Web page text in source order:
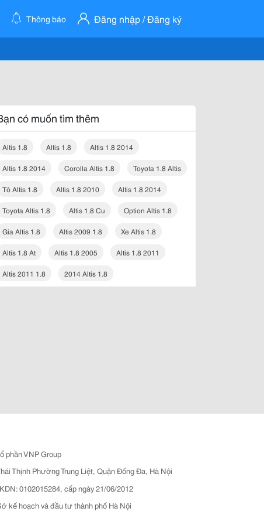
Thông báo Đăng nhập / Đăng ký
có muốn tìm thêm
Altis 1.8 Altis 1.8 Altis 1.8 2014
Altis 1.8 2014 Corolla Altis 1.8 Toyota 1.8 Altis
Tô Altis 1.8 Altis 1.8 2010 Altis 1.8 2014
Toyota Altis 1.8 Altis 1.8 Cu Option Altis 1.8
Gia Altis 1.8 Altis 2009 1.8 Xe Altis 1.8
Altis 1.8 At Altis 1.8 2005 Altis 1.8 2011
Altis 2011 1.8 2014 Altis 1.8
phần VNP Group
Thịnh Phường Trung Liệt, Quận Đống Đa, Hà Nội
0102015284, cấp ngày 21/06/2012
kế hoạch và đầu tư thành phố Hà Nội